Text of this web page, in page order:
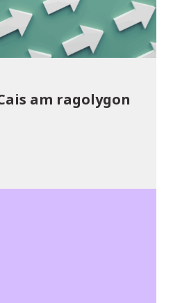
am ragolygon